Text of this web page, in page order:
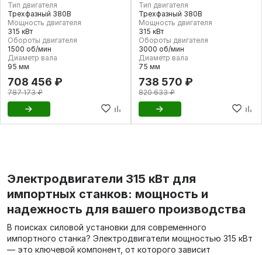
Тип двигателя
Трехфазный 380В
Мощность двигателя
315 кВт
Обороты двигателя
1500 об/мин
Диаметр вала
95 мм
708 456 ₽
787 173 ₽
Тип двигателя
Трехфазный 380В
Мощность двигателя
315 кВт
Обороты двигателя
3000 об/мин
Диаметр вала
75 мм
738 570 ₽
820 633 ₽
Электродвигатели 315 кВт для
импортных станков: мощность и
надежность для вашего производства
В поисках силовой установки для современного
импортного станка? Электродвигатели мощностью 315 кВт
— это ключевой компонент, от которого зависит